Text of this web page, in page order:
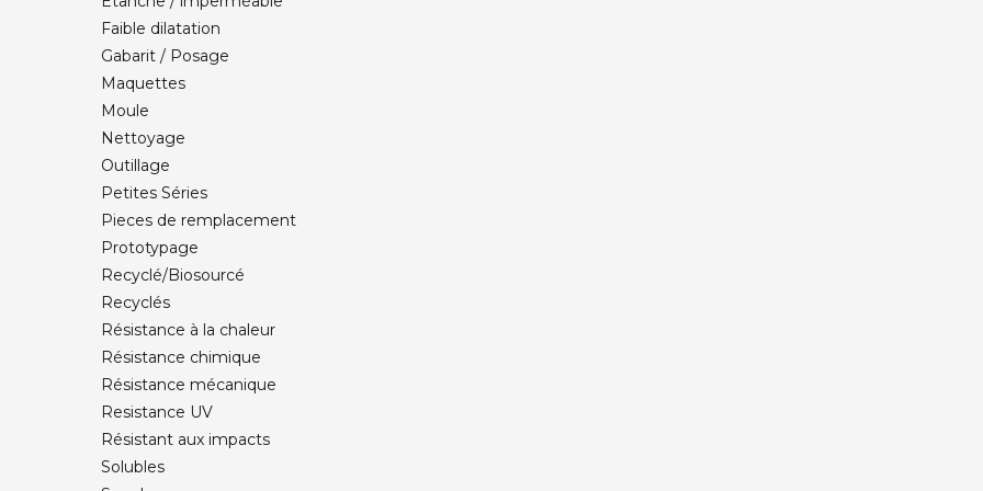
Faible dilatation
Gabarit / Posage
Maquettes
Moule
Nettoyage
Outillage
Petites Séries
Pieces de remplacement
Prototypage
Recyclé/Biosourcé
Recyclés
Résistance à la chaleur
Résistance chimique
Résistance mécanique
Resistance UV
Résistant aux impacts
Solubles